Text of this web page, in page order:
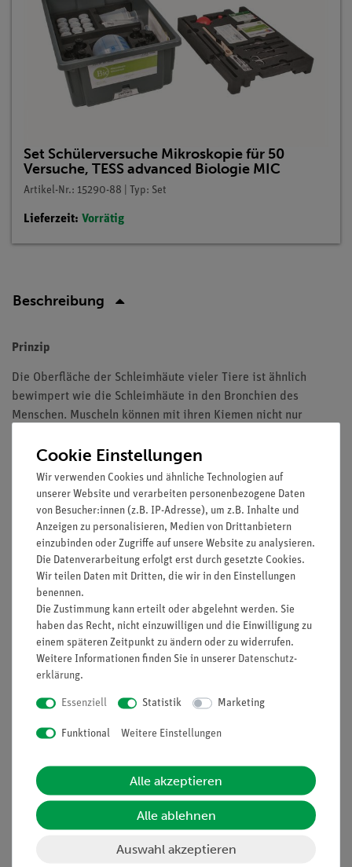
Set Schülerversuche Mikroskopie für 50
Versuche, TESS advanced Biologie MIC
Artikel-Nr.: 15290-88 | Typ: Set
Lieferzeit: Vorrätig
Beschreibung
Prinzip
Die Oberfläche der Schleimhäute vieler Tiere ist ähnlich
bewimpert wie die Schleimhäute in den Bronchien des
Menschen. Muscheln können mit ihren Kiemen nicht nur
der Oberfläche der Kiemen wird ein Wasserstrom erzeugt. Die
verdaulichen Partikel des Wassers werden vom Schleim
aufgenommen und zum Mund geführt. Die Muscheln erlangen
so eine große Bedeutung als Filtrierer des Wassers.
Vorteile
Versuch ist Teil einer Komplettlösung mit insgesamt 50
Versuchen für alle Mikroskopanwendungen
Mit Schülerarbeitsblatt, das für alle Klassenstufen
geeignet ist
Mit detaillierten Lehrerinformationen, inkl.
Beispielmikroskopiebild
Besonders geignet bei knapper Zeitplanung, da
minimale Vorbereitungszeit
Mikroskopie notwendige Zubehör
unterrichtsbegleitenden Materialien
Lieferumfang
Cookie Einstellungen
Wir verwenden Cookies und ähnliche Technologien auf
unserer Website und verarbeiten personenbezogene Daten
von Besucher:innen (z.B. IP-Adresse), um z.B. Inhalte und
Anzeigen zu personalisieren, Medien von Drittanbietern
einzubinden oder Zugriffe auf unsere Website zu analysieren.
Die Datenverarbeitung erfolgt erst durch gesetzte Cookies.
Wir teilen Daten mit Dritten, die wir in den Einstellungen
benennen.
Die Zustimmung kann erteilt oder abgelehnt werden. Sie
haben das Recht, nicht einzuwilligen und die Einwilligung zu
einem späteren Zeitpunkt zu ändern oder zu widerrufen.
Weitere Informationen finden Sie in unserer Daten­schutz­
erklärung.
Essenziell Statistik Marketing
Funktional Weitere Einstellungen
Alle akzeptieren
Alle ablehnen
Auswahl akzeptieren